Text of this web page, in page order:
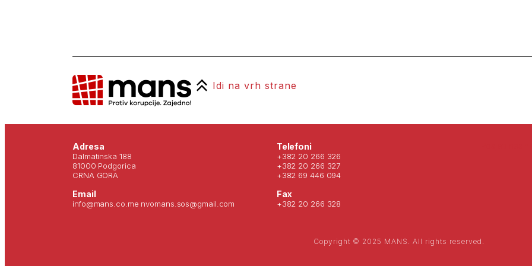
Idi na vrh strane
Adresa
Dalmatinska 188
81000 Podgorica
CRNA GORA
Email
info@mans.co.me nvomans.sos@gmail.com
Telefoni
+382 20 266 326
+382 20 266 327
+382 69 446 094
Fax
+382 20 266 328
Copyright © 2025 MANS. All rights reserved.